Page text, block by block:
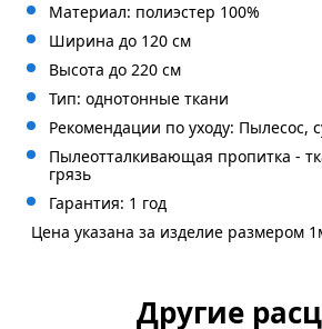
Материал: полиэстер 100%
Ширина до 120 см
Высота до 220 см
Тип: однотонные ткани
Рекомендации по уходу: Пылесос,
Пылеотталкивающая пропитка -
грязь
Гарантия: 1 год
Цена указана за изделие размером
Другие